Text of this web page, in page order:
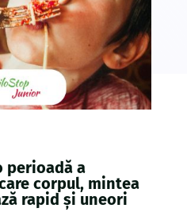
perioadă a
corpul, mintea
rapid și uneori